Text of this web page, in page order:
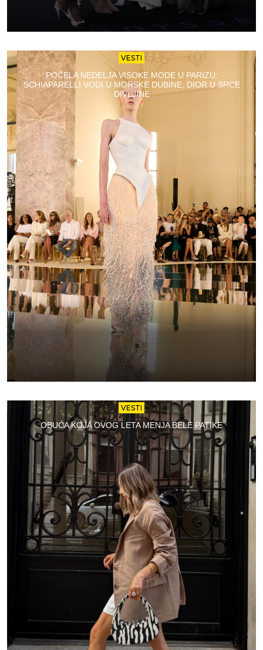
VESTI
POČELA NEDELJA VISOKE MODE U PARIZU:
SCHIAPARELLI VODI U MORSKE DUBINE, DIOR U SRCE
DIVLJINE
VESTI
OBUĆA KOJA OVOG LETA MENJA BELE PATIKE